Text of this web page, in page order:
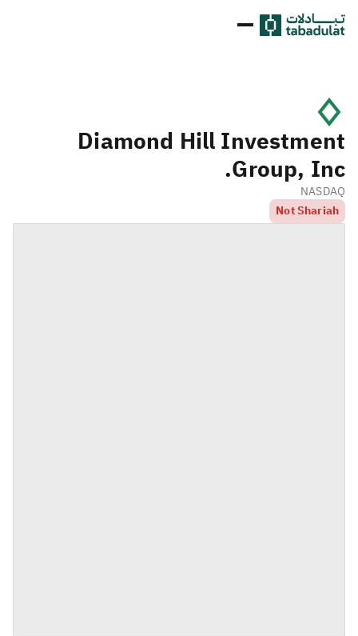
Diamond Hill Investment
Group, Inc.
NASDAQ
Not Shariah